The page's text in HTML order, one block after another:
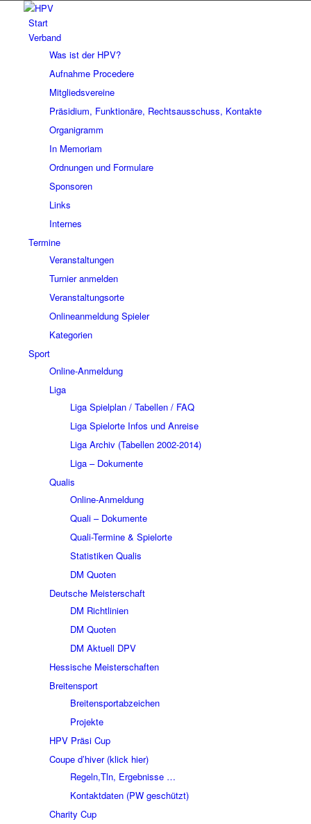
Start
Verband
Was ist der HPV?
Aufnahme Procedere
Mitgliedsvereine
Präsidium, Funktionäre, Rechtsausschuss, Kontakte
Organigramm
In Memoriam
Ordnungen und Formulare
Sponsoren
Links
Internes
Termine
Veranstaltungen
Turnier anmelden
Veranstaltungsorte
Onlineanmeldung Spieler
Kategorien
Sport
Online-Anmeldung
Liga
Liga Spielplan / Tabellen / FAQ
Liga Spielorte Infos und Anreise
Liga Archiv (Tabellen 2002-2014)
Liga – Dokumente
Qualis
Online-Anmeldung
Quali – Dokumente
Quali-Termine & Spielorte
Statistiken Qualis
DM Quoten
Deutsche Meisterschaft
DM Richtlinien
DM Quoten
DM Aktuell DPV
Hessische Meisterschaften
Breitensport
Breitensportabzeichen
Projekte
HPV Präsi Cup
Coupe d’hiver (klick hier)
Regeln,Tln, Ergebnisse …
Kontaktdaten (PW geschützt)
Charity Cup